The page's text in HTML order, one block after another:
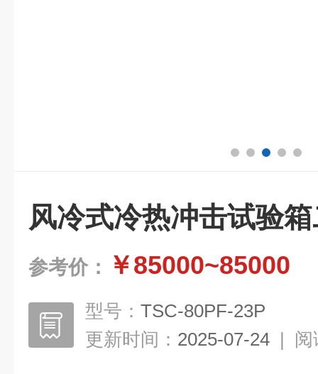
风冷式冷热冲击试验
参考价： ￥85000~85000
型号： TSC-80PF-23P
更新时间： 2025-07-24 | 阅